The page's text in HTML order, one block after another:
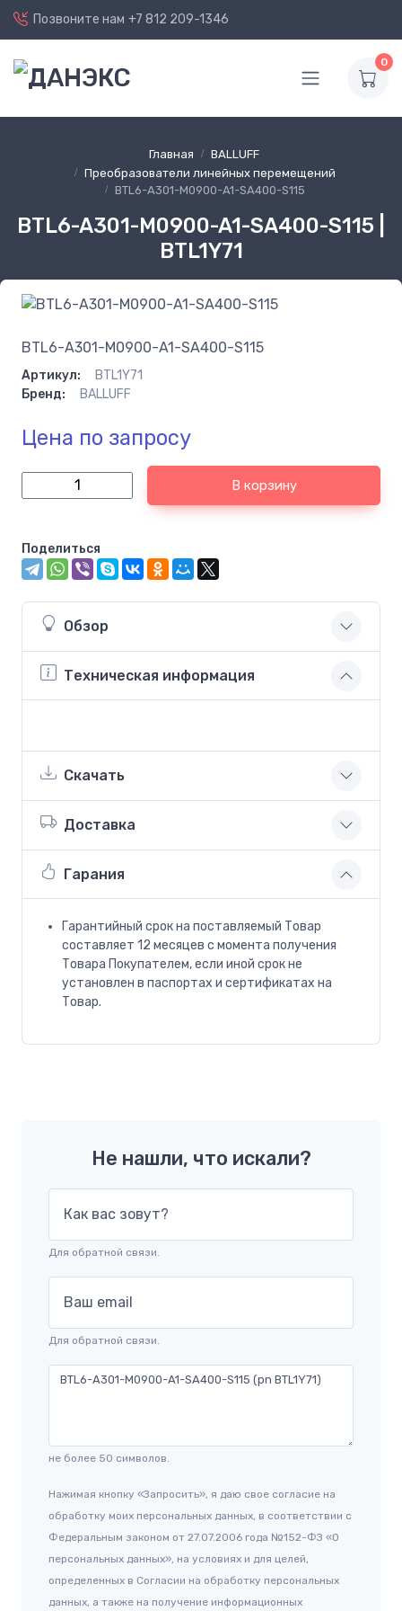
Позвоните нам +7 812 209-1346
0
Главная
BALLUFF
Преобразователи линейных перемещений
BTL6-A301-M0900-A1-SA400-S115
BTL6-A301-M0900-A1-SA400-S115 |
BTL1Y71
BTL6-A301-M0900-A1-SA400-S115
Артикул:
BTL1Y71
Бренд:
BALLUFF
Цена по запросу
В корзину
Поделиться
Обзор
Техническая информация
Скачать
Доставка
Гарания
Гарантийный срок на поставляемый Товар
составляет 12 месяцев с момента получения
Товара Покупателем, если иной срок не
установлен в паспортах и сертификатах на
Товар.
Не нашли, что искали?
Как вас зовут?
Для обратной связи.
Ваш email
Для обратной связи.
не более 50 символов.
Нажимая кнопку «Запросить», я даю свое согласие на
обработку моих персональных данных, в соответствии с
Федеральным законом от 27.07.2006 года №152-ФЗ «О
персональных данных», на условиях и для целей,
определенных в Согласии на обработку персональных
данных, а также на получение информационных